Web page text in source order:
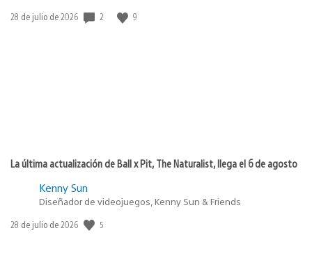
Fecha
28 de julio de 2026 2 9
La última actualización de Ball x Pit, The Naturalist, llega el 6 de agosto
Kenny Sun
Diseñador de videojuegos, Kenny Sun & Friends
Fecha
28 de julio de 2026 5